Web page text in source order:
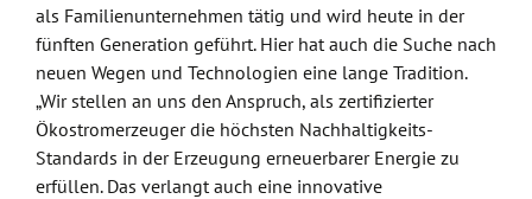
als Familienunternehmen tätig und wird heute in der
fünften Generation geführt. Hier hat auch die Suche nach
neuen Wegen und Technologien eine lange Tradition.
„Wir stellen an uns den Anspruch, als zertifizierter
Ökostromerzeuger die höchsten Nachhaltigkeits-
Standards in der Erzeugung erneuerbarer Energie zu
erfüllen. Das verlangt auch eine innovative